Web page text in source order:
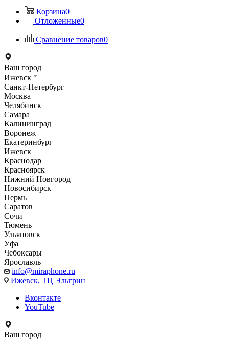
Корзина0
Отложенные0
Сравнение товаров0
Ваш город
Ижевск
Санкт-Петербург
Москва
Челябинск
Самара
Калининград
Воронеж
Екатеринбург
Ижевск
Краснодар
Красноярск
Нижний Новгород
Новосибирск
Пермь
Саратов
Сочи
Тюмень
Ульяновск
Уфа
Чебоксары
Ярославль
info@miraphone.ru
Ижевск, ТЦ Эльгрин
Вконтакте
YouTube
Ваш город